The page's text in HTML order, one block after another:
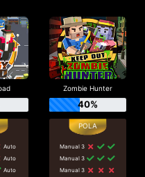
Auto
Auto
Auto
Zombie Hunter
40%
Manual 3
Manual 3
Manual 3